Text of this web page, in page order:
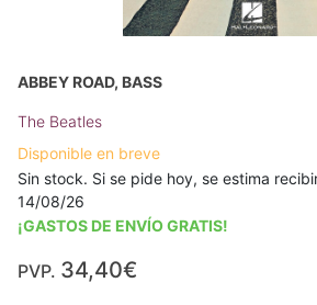
ABBEY ROAD, BASS
The Beatles
Disponible en breve
Sin stock. Si se pide hoy, se estima
14/08/26
¡GASTOS DE ENVÍO GRATIS!
PVP. 34,40€